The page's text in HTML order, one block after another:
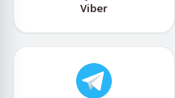
Viber